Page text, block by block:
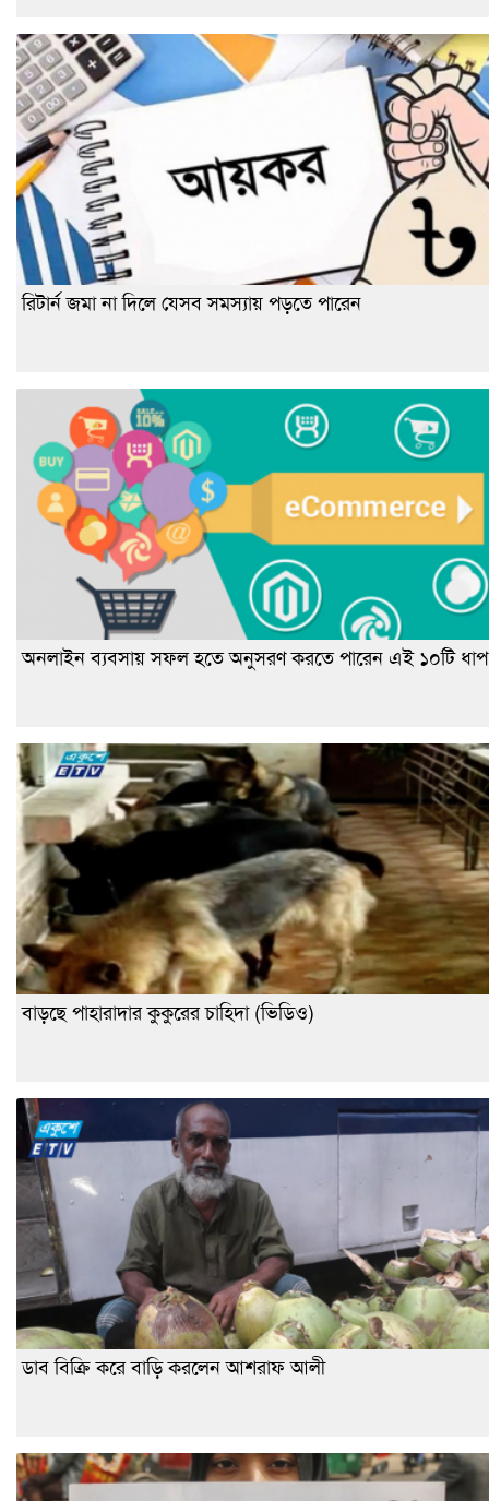
রিটার্ন জমা না দিলে যেসব সমস্যায় পড়তে পারেন
অনলাইন ব্যবসায় সফল হতে অনুসরণ করতে পারেন এই ১০টি ধাপ
বাড়ছে পাহারাদার কুকুরের চাহিদা (ভিডিও)
ডাব বিক্রি করে বাড়ি করলেন আশরাফ আলী